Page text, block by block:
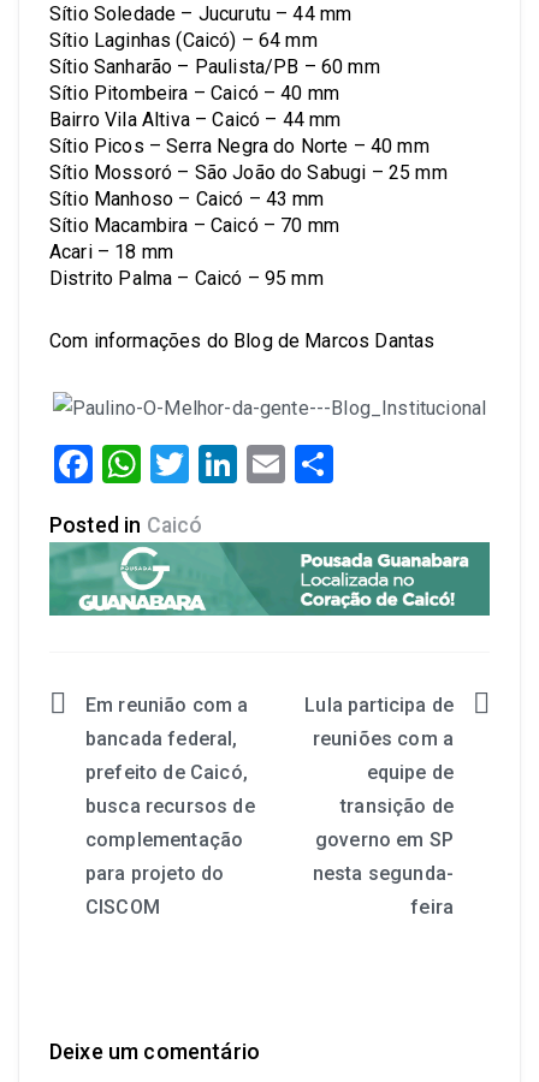
Sítio Soledade – Jucurutu – 44 mm
Sítio Laginhas (Caicó) – 64 mm
Sítio Sanharão – Paulista/PB – 60 mm
Sítio Pitombeira – Caicó – 40 mm
Bairro Vila Altiva – Caicó – 44 mm
Sítio Picos – Serra Negra do Norte – 40 mm
Sítio Mossoró – São João do Sabugi – 25 mm
Sítio Manhoso – Caicó – 43 mm
Sítio Macambira – Caicó – 70 mm
Acari – 18 mm
Distrito Palma – Caicó – 95 mm
Com informações do Blog de Marcos Dantas
Facebook
WhatsApp
Twitter
LinkedIn
Email
Posted in Caicó
Em reunião com a
bancada federal,
prefeito de Caicó,
busca recursos de
complementação
para projeto do
CISCOM
Lula participa de
reuniões com a
equipe de
transição de
governo em SP
nesta segunda-
feira
Deixe um comentário